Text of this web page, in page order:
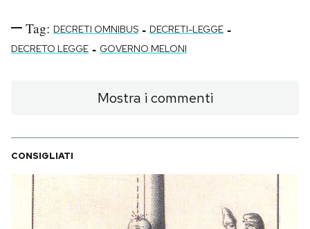
Tag: DECRETI OMNIBUS - DECRETI-LEGGE -
DECRETO LEGGE - GOVERNO MELONI
Mostra i commenti
CONSIGLIATI